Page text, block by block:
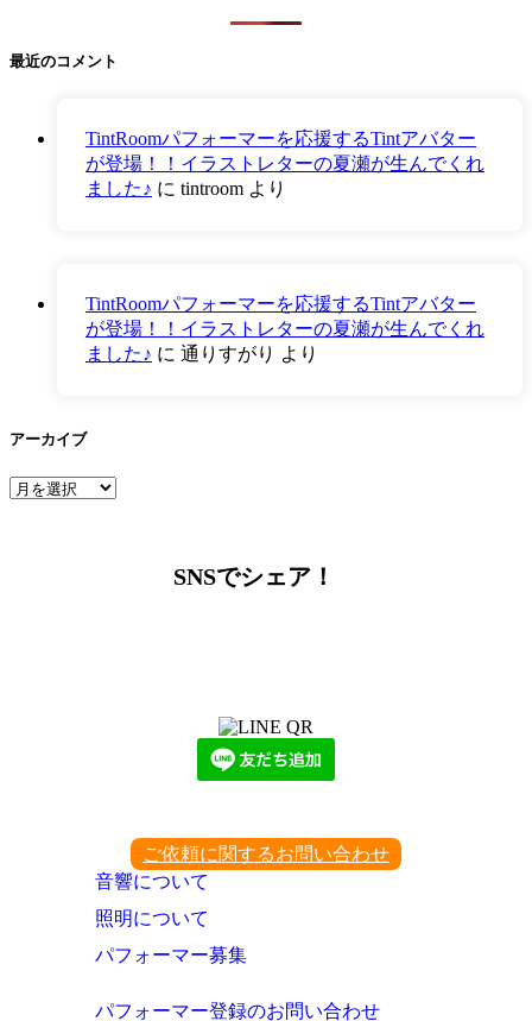
最近のコメント
TintRoomパフォーマーを応援するTintアバター
が登場！！イラストレターの夏瀬が生んでくれ
ました♪ に tintroom より
TintRoomパフォーマーを応援するTintアバター
が登場！！イラストレターの夏瀬が生んでくれ
ました♪ に 通りすがり より
アーカイブ
ア
SNSでシェア！
ご依頼に関するお問い合わせ
音響について
照明について
パフォーマー募集
パフォーマー登録のお問い合わせ